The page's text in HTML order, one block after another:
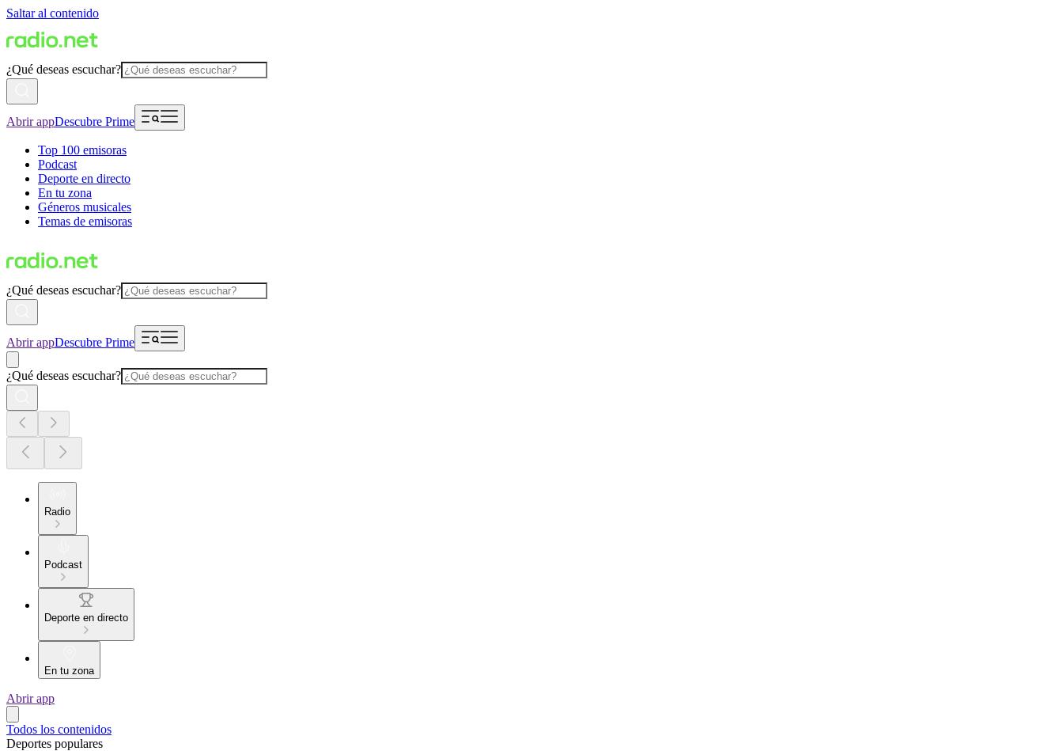
Saltar al contenido
¿Qué deseas escuchar?
Abrir appDescubre Prime
Top 100 emisoras
Podcast
Deporte en directo
En tu zona
Géneros musicales
Temas de emisoras
¿Qué deseas escuchar?
Abrir appDescubre Prime
¿Qué deseas escuchar?
Radio
Podcast
Deporte en directo
En tu zona
Abrir app
Todos los contenidos
Deportes populares